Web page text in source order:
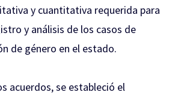
y cuantitativa requerida para
y análisis de los casos de
de género en el estado.
acuerdos, se estableció el